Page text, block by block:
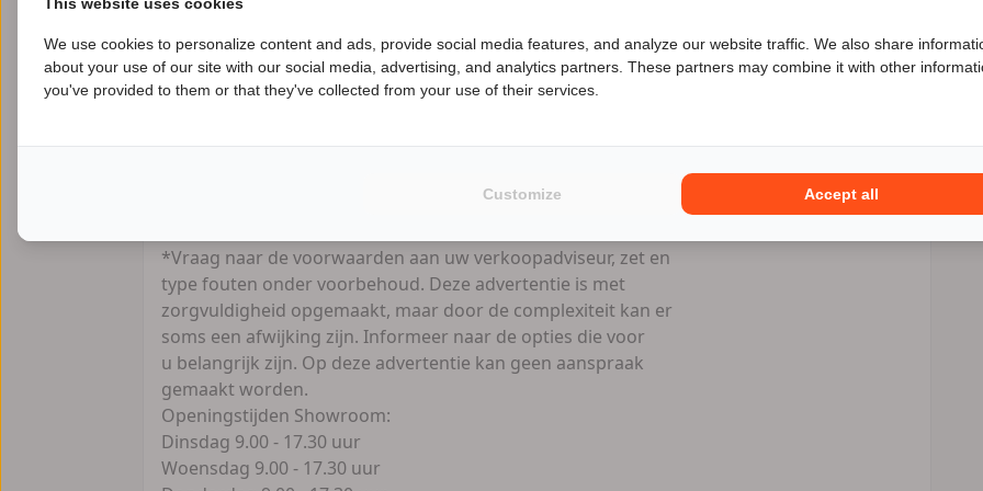
- Verschillende mogelijkheden voor zowel prive als
zakelijk.
- Kijk snel voor alle mogelijkheden op Numotorrijden.nl
Uw motor VERKOPEN?
*Vraag naar de voorwaarden aan uw verkoopadviseur, zet en
type fouten onder voorbehoud. Deze advertentie is met
zorgvuldigheid opgemaakt, maar door de complexiteit kan er
soms een afwijking zijn. Informeer naar de opties die voor
u belangrijk zijn. Op deze advertentie kan geen aanspraak
gemaakt worden.
Openingstijden Showroom:
Dinsdag 9.00 - 17.30 uur
Woensdag 9.00 - 17.30 uur
Benieuwd naar de speciale Motor2go prijs? Bel 06 58906447
We use cookies to personalize content and ads, provide social media features, and analyze our website traffic. We also share
about your use of our site with our social media, advertising, and analytics partners. These partners may combine it with other
you've provided to them or that they've collected from your use of their services.
Customize Accept all